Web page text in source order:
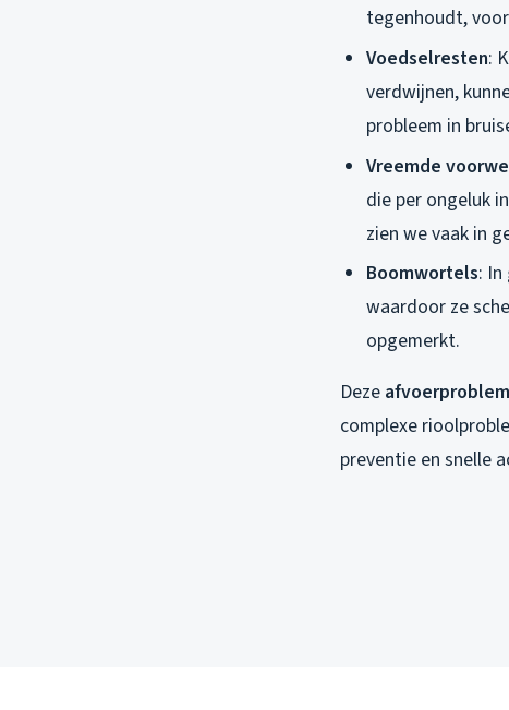
tegenhoudt,
Voedselresten:
verdwijnen,
probleem in
Vreemde
die per ongeluk
zien we vaak in
Boomwortels:
waardoor ze
opgemerkt.
Deze
complexe
preventie en snelle